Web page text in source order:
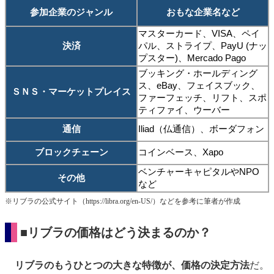
参加企業のジャンル おもな企業名など
決済
マスターカード、VISA、ペイ
パル、ストライプ、PayU (ナッ
プスター)、Mercado Pago
ＳＮＳ・マーケットプレイス
ブッキング・ホールディング
ス、eBay、フェイスブック、
ファーフェッチ、リフト、スポ
ティファイ、ウーバー
通信
Iliad（仏通信）、ボーダフォン
ブロックチェーン コインベース、Xapo
その他
ベンチャーキャピタルやNPO
など
※リブラの公式サイト（https://libra.org/en-US/）などを参考に筆者が作成
■リブラの価格はどう決まるのか？
リブラのもうひとつの大きな特徴が、価格の決定方法だ。